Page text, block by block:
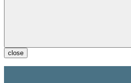
close